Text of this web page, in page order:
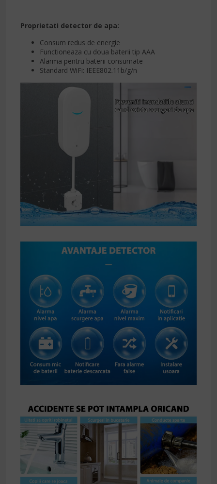
Proprietati detector de apa:
Consum redus de energie
Functioneaza cu doua baterii tip AAA
Alarma pentru baterii consumate
Standard WiFi: IEEE802.11b/g/n